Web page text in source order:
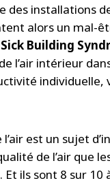
des installations
alors un mal-
Sick Building
l’air intérieur
individuelle,
est un sujet
de l’air que
Et ils sont 8 sur